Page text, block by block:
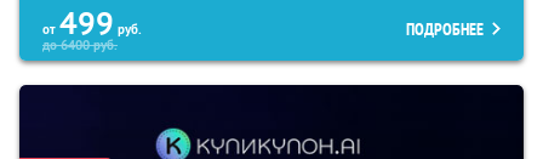
от 499 руб.
до6400руб.
ПОДРОБНЕЕ